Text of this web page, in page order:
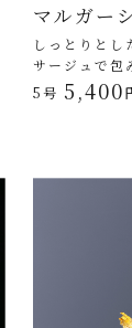
マルガー
しっとりとし
サージュで包
5号 5,400